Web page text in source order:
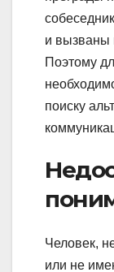
и вызваны
Поэтому
поиску
Человек,
или не